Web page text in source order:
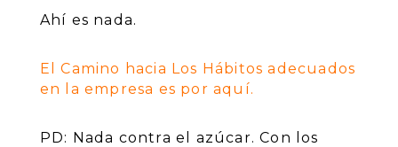
Ahí es nada.
El Camino hacia Los Hábitos adecuados
en la empresa es por aquí.
PD: Nada contra el azúcar. Con los